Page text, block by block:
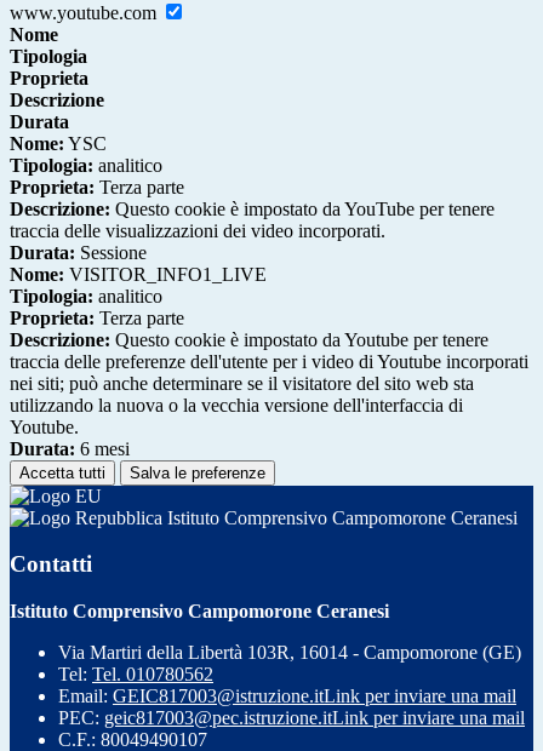
www.youtube.com
Nome
Tipologia
Proprieta
Descrizione
Durata
Nome: YSC
Tipologia: analitico
Proprieta: Terza parte
Descrizione: Questo cookie è impostato da YouTube per tenere
traccia delle visualizzazioni dei video incorporati.
Durata: Sessione
Nome: VISITOR_INFO1_LIVE
Tipologia: analitico
Proprieta: Terza parte
Descrizione: Questo cookie è impostato da Youtube per tenere
traccia delle preferenze dell'utente per i video di Youtube incorporati
nei siti; può anche determinare se il visitatore del sito web sta
utilizzando la nuova o la vecchia versione dell'interfaccia di
Youtube.
Durata: 6 mesi
Accetta tutti Salva le preferenze
Istituto Comprensivo Campomorone Ceranesi
Contatti
Istituto Comprensivo Campomorone Ceranesi
Via Martiri della Libertà 103R, 16014 - Campomorone (GE)
Tel: Tel. 010780562
Email: GEIC817003@istruzione.itLink per inviare una mail
PEC: geic817003@pec.istruzione.itLink per inviare una mail
C.F.: 80049490107